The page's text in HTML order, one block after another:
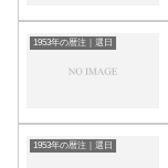
1953年の暦注｜選日
1953年の暦注｜選日